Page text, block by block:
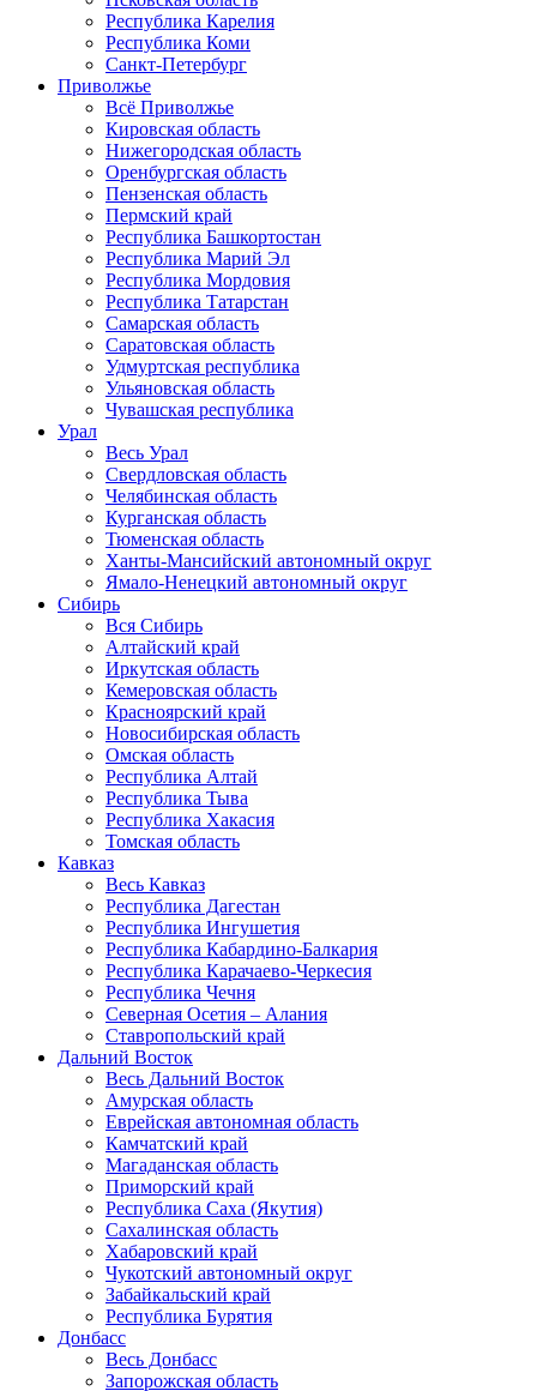
Республика Карелия
Республика Коми
Санкт-Петербург
Приволжье
Всё Приволжье
Кировская область
Нижегородская область
Оренбургская область
Пензенская область
Пермский край
Республика Башкортостан
Республика Марий Эл
Республика Мордовия
Республика Татарстан
Самарская область
Саратовская область
Удмуртская республика
Ульяновская область
Чувашская республика
Урал
Весь Урал
Свердловская область
Челябинская область
Курганская область
Тюменская область
Ханты-Мансийский автономный округ
Ямало-Ненецкий автономный округ
Сибирь
Вся Сибирь
Алтайский край
Иркутская область
Кемеровская область
Красноярский край
Новосибирская область
Омская область
Республика Алтай
Республика Тыва
Республика Хакасия
Томская область
Кавказ
Весь Кавказ
Республика Дагестан
Республика Ингушетия
Республика Кабардино-Балкария
Республика Карачаево-Черкесия
Республика Чечня
Северная Осетия – Алания
Ставропольский край
Дальний Восток
Весь Дальний Восток
Амурская область
Еврейская автономная область
Камчатский край
Магаданская область
Приморский край
Республика Саха (Якутия)
Сахалинская область
Хабаровский край
Чукотский автономный округ
Забайкальский край
Республика Бурятия
Донбасс
Весь Донбасс
Запорожская область